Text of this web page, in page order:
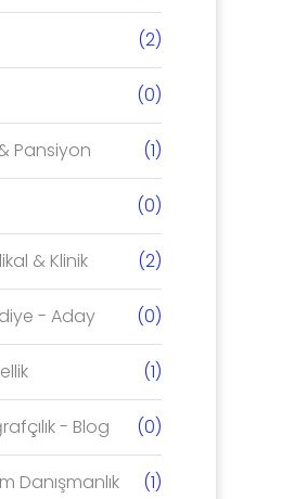
(2)
(0)
Pansiyon (1)
(0)
& Klinik (2)
- Aday (0)
(1)
- Blog (0)
Danışmanlık (1)